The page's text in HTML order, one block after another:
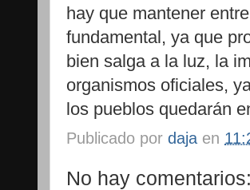
hay que mantener
fundamental, ya que
bien salga a la luz, la
organismos oficiales,
los pueblos quedarán
Publicado por daja en
No hay comentarios: